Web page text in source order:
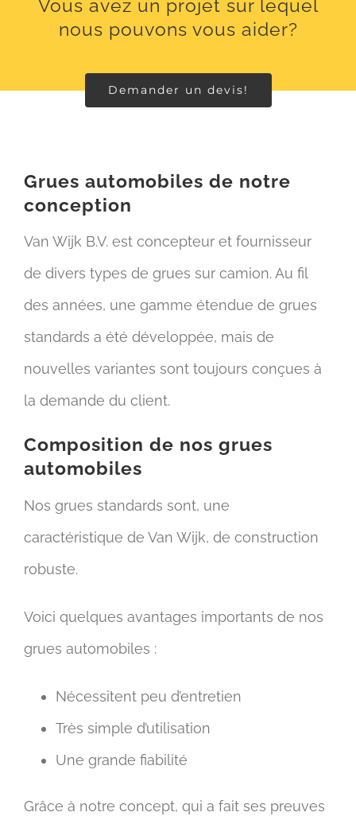
Vous avez un projet sur lequel
nous pouvons vous aider?
Demander un devis!
Grues automobiles de notre
conception
Van Wijk B.V. est concepteur et fournisseur
de divers types de grues sur camion. Au fil
des années, une gamme étendue de grues
standards a été développée, mais de
nouvelles variantes sont toujours conçues à
la demande du client.
Composition de nos grues
automobiles
Nos grues standards sont, une
caractéristique de Van Wijk, de construction
robuste.
Voici quelques avantages importants de nos
grues automobiles :
Nécessitent peu d’entretien
Très simple d’utilisation
Une grande fiabilité
Grâce à notre concept, qui a fait ses preuves